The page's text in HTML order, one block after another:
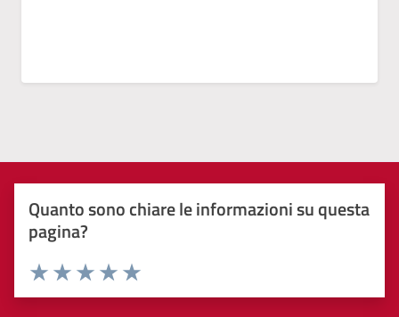
Quanto sono chiare le informazioni su questa
pagina?
Valuta 5 stelle su 5
Valuta 4 stelle su 5
Valuta 3 stelle su 5
Valuta 2 stelle su 5
Valuta 1 stelle su 5